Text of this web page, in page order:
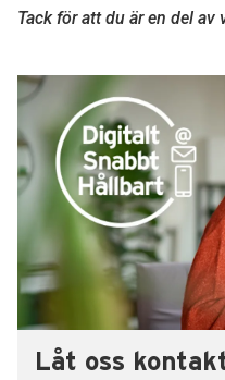
Tack för att du är en del av
Låt oss